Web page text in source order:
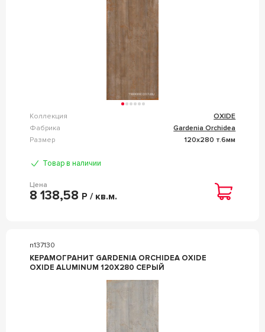
Коллекция
OXIDE
Фабрика
Gardenia Orchidea
Размер
120x280 т.6мм
Товар в наличии
Цена
8 138,58 Р / кв.м.
n137130
КЕРАМОГРАНИТ GARDENIA ORCHIDEA OXIDE
OXIDE ALUMINUM 120X280 СЕРЫЙ